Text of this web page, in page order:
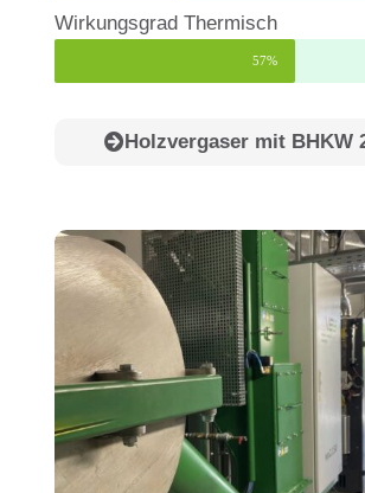
Wirkungsgrad Thermisch
57%
Holzvergaser mit BHKW